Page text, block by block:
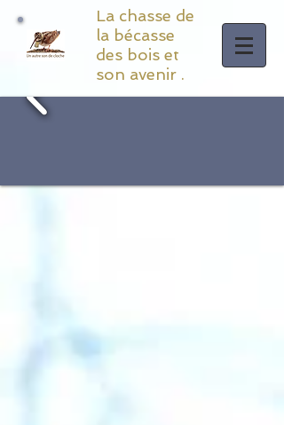
La chasse de
la bécasse
des bois et
son avenir .